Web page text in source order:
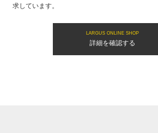
求しています。
LARGUS ONLINE SHOP
詳細を確認する